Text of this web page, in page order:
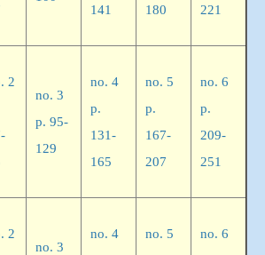
141
180
221
2
no. 3
p. 95-
129
no. 4
p.
131-
165
no. 5
p.
167-
207
no. 6
p.
209-
251
2
no. 3
no. 4
no. 5
no. 6